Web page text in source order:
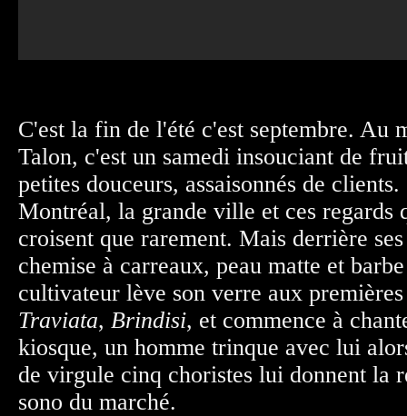
C'est la fin de l'été c'est septembre. Au
Talon, c'est un samedi insouciant de
petites douceurs, assaisonnés de clients.
Montréal, la grande ville et ces regards
croisent que rarement. Mais derrière
chemise à carreaux, peau matte et
cultivateur lève son verre aux
Traviata, Brindisi, et commence à
kiosque, un homme trinque avec lui
de virgule cinq choristes lui donnent la
sono du marché.